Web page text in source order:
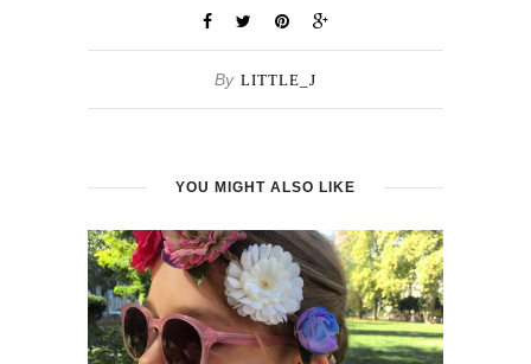
By LITTLE_J
YOU MIGHT ALSO LIKE